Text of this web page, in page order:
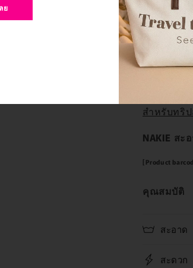
ค่ะ
สั่งยังไงได้
ชำระผ่านบั
ไทย หรือสั่
เลือกดูแพ็
สำหรับทริ
NAKIE สะ
[Product
คุณสมบัติ
สะอาด
สะดวก
ย